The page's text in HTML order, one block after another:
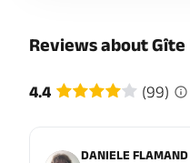
Reviews about
4.4 (99)
DANIELE FLAMAND